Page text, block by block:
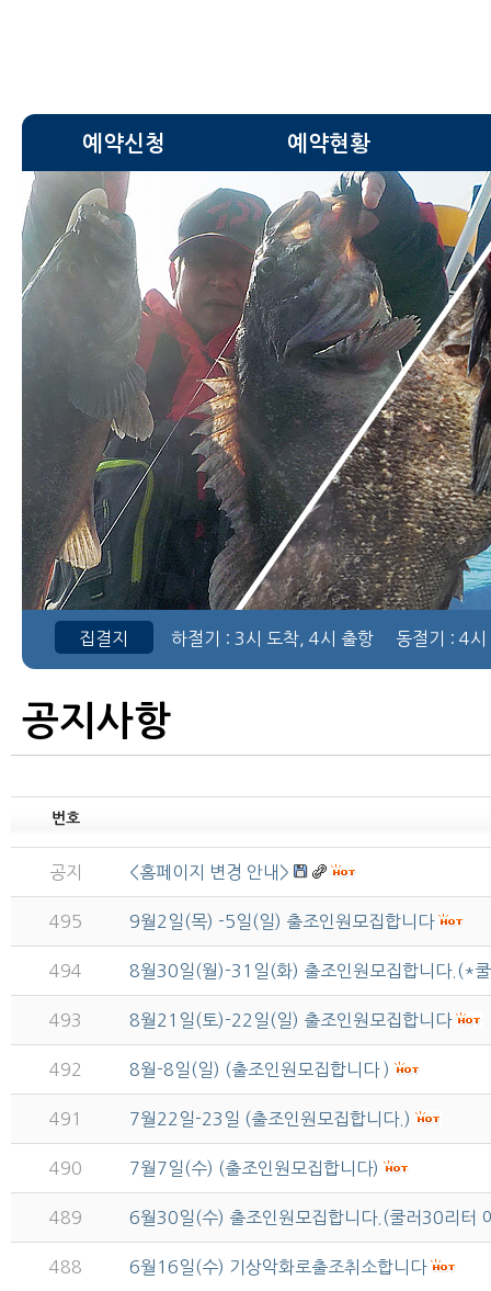
예약신청 예약현황
집결지 하절기 : 3시 도착, 4시 출항 동절기 : 4시
공지사항
번호
공지 <홈페이지 변경 안내>
495 9월2일(목) -5일(일) 출조인원모집합니다
494 8월30일(월)-31일(화) 출조인원모집합니다.(*
493 8월21일(토)-22일(일) 출조인원모집합니다
492 8월-8일(일) (출조인원모집합니다 )
491 7월22일-23일 (출조인원모집합니다.)
490 7월7일(수) (출조인원모집합니다)
489 6월30일(수) 출조인원모집합니다.(쿨러30리터
488 6월16일(수) 기상악화로출조취소합니다